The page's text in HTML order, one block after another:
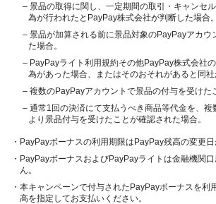
– 景品の取得に関し、一定期間の取引・キャンセ
為が行われたとPayPay株式会社が判断した場合。
– 景品が加算される前に景品対象のPayPayアカウ
た場合。
– PayPayライト利用規約その他PayPay株式会社
為があった場合、またはそのおそれがあると同社
– 複数のPayPayアカウントで景品の付与を受けた
– 通常1回の決済にて支払うべき商品等代金を、複
より景品付与を受けたことが確認された場合。
・PayPayボーナスの利用期限はPayPay残高の変更日
・PayPayボーナスおよびPayPayライトは金融機関
ん。
・本キャンペーンで付与されたPayPayボーナスを利
高を指定してお支払いください。